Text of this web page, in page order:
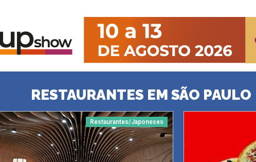
RESTAURANTES EM SÃO PAULO
Restaurantes/Japoneses